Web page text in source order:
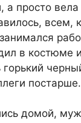
а просто
всем,
в костюме
домой,